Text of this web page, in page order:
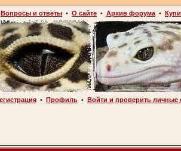
Вопросы и ответы • О сайте • Архив форума •
• Профиль• Войти и проверить личные